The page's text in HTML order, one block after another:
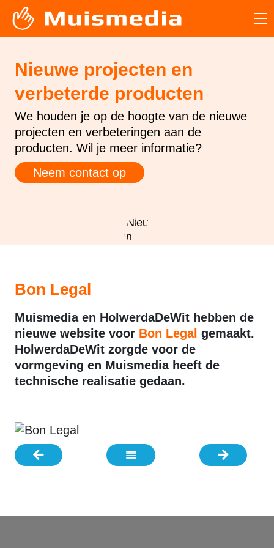
Nieuwe projecten en
verbeterde producten
We houden je op de hoogte van de nieuwe
projecten en verbeteringen aan de
producten. Wil je meer informatie?
Neem contact op
Bon Legal
Muismedia en HolwerdaDeWit hebben de
nieuwe website voor Bon Legal gemaakt.
HolwerdaDeWit zorgde voor de
vormgeving en Muismedia heeft de
technische realisatie gedaan.